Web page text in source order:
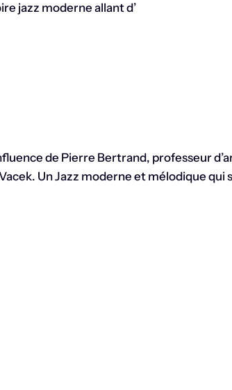
jazz moderne allant d’
de Pierre Bertrand, professeur
Un Jazz moderne et mélodique qui